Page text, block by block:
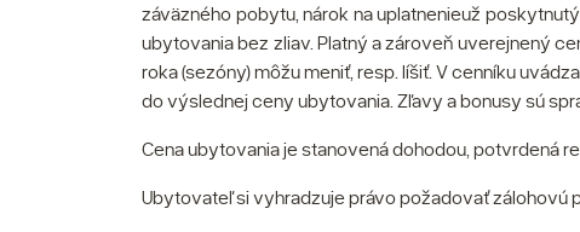
záväzného pobytu, nárok na uplatnenieuž
ubytovania bez zliav. Platný a zároveň uverejnený
roka (sezóny) môžu meniť, resp. líšiť. V cenníku
do výslednej ceny ubytovania. Zľavy a bonusy sú
Cena ubytovania je stanovená dohodou, potvrdená
Ubytovateľ si vyhradzuje právo požadovať zálohovú